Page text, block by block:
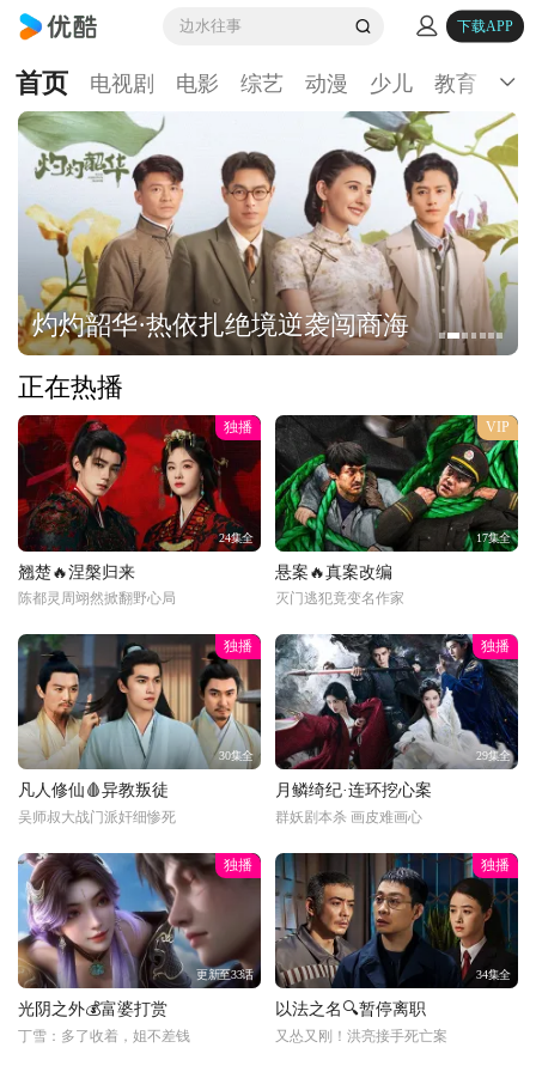
边水往事 下载APP
首页 电视剧 电影 综艺 动漫 少儿 教育 生
灼灼韶华·热依扎绝境逆袭闯商海
正在热播
独播
24集全
翘楚🔥涅槃归来
陈都灵周翊然掀翻野心局
VIP
17集全
悬案🔥真案改编
灭门逃犯竟变名作家
独播
30集全
凡人修仙🩸异教叛徒
吴师叔大战门派奸细惨死
独播
29集全
月鳞绮纪·连环挖心案
群妖剧本杀 画皮难画心
独播
更新至33话
光阴之外💰富婆打赏
丁雪：多了收着，姐不差钱
独播
34集全
以法之名🔍暂停离职
又怂又刚！洪亮接手死亡案